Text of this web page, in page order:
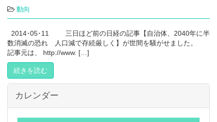
動向
2014･05･11 三日ほど前の日経の記事【自治体、2040年に半
数消滅の恐れ 人口減で存続厳しく】が世間を騒がせました。
記事元は、 http://www. […]
続きを読む
カレンダー